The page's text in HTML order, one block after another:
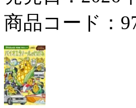
商品コード：